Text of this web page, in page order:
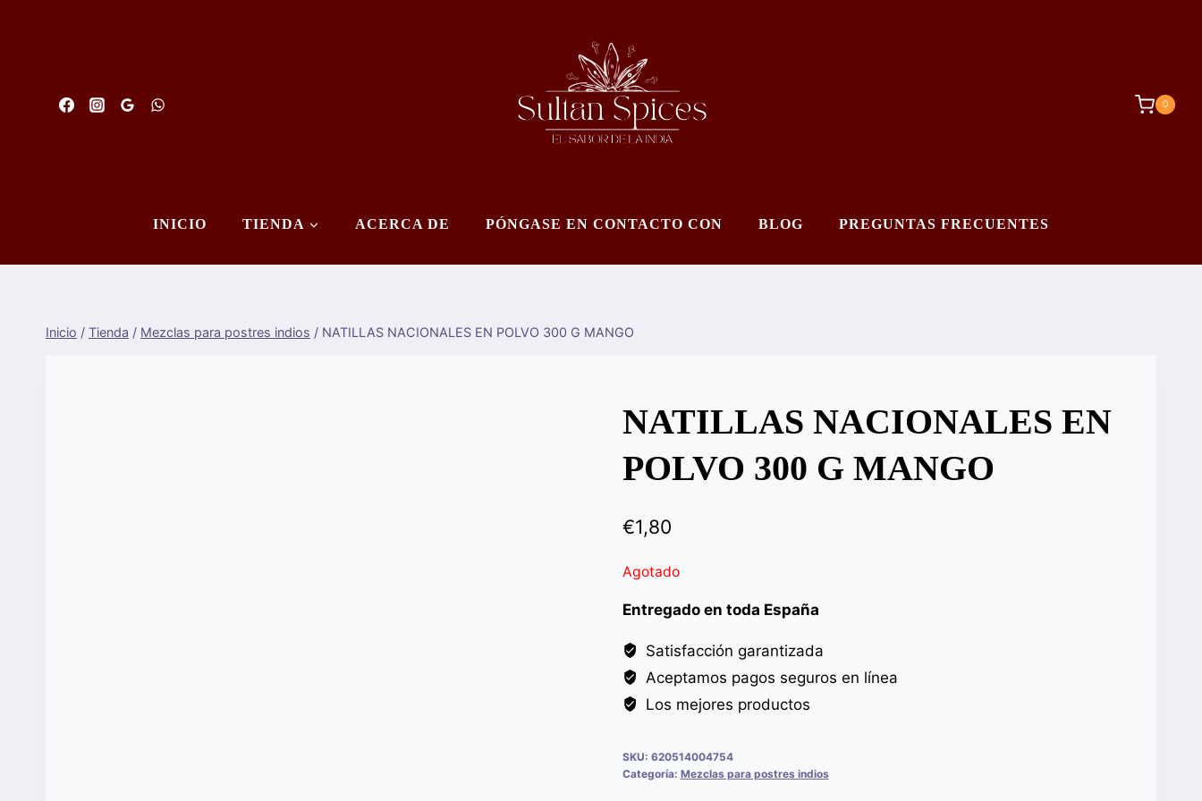
0
INICIO TIENDA ACERCA DE PÓNGASE EN CONTACTO CON BLOG PREGUNTAS FRECUENTES
Inicio / Tienda / Mezclas para postres indios / NATILLAS NACIONALES EN POLVO 300 G MANGO
NATILLAS NACIONALES EN
POLVO 300 G MANGO
€1,80
Agotado
Entregado en toda España
Satisfacción garantizada
Aceptamos pagos seguros en línea
Los mejores productos
SKU: 620514004754
Categoría: Mezclas para postres indios